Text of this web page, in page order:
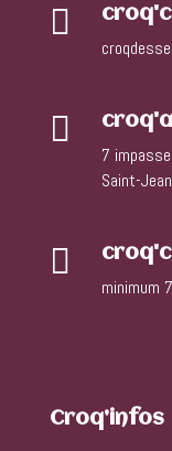


7
Saint-

minimum
Croq’infos